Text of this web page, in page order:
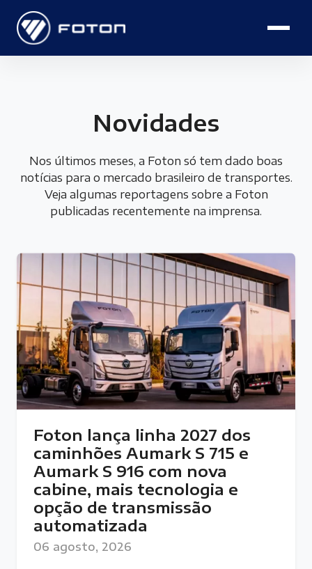
Novidades
Nos últimos meses, a Foton só tem dado boas
notícias para o mercado brasileiro de transportes.
Veja algumas reportagens sobre a Foton
publicadas recentemente na imprensa.
Foton lança linha 2027 dos
caminhões Aumark S 715 e
Aumark S 916 com nova
cabine, mais tecnologia e
opção de transmissão
automatizada
06 agosto, 2026